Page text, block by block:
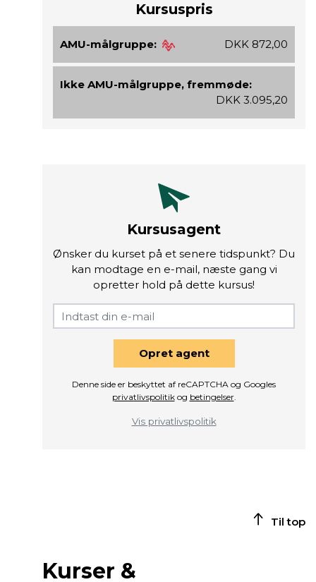
Kursuspris
AMU-målgruppe: DKK 872,00
Ikke AMU-målgruppe, fremmøde:
DKK 3.095,20
Kursusagent
Ønsker du kurset på et senere tidspunkt? Du
kan modtage en e-mail, næste gang vi
opretter hold på dette kursus!
Opret agent
Denne side er beskyttet af reCAPTCHA og Googles
privatlivspolitikog betingelser.
Vis privatlivspolitik
Til top
Kurser &